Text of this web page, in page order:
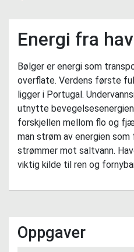
Energi fra
Bølger er energi som
overflate. Verdens første
ligger i Portugal.
utnytte
forskjellen mellom flo og
man strøm av energien
strømmer mot saltvann.
viktig kilde til ren og
Oppgaver